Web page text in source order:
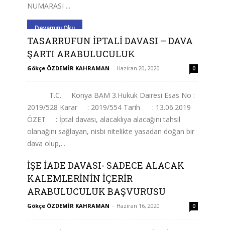
NUMARASI ...
Devamını Oku
TASARRUFUN İPTALİ DAVASI – DAVA
ŞARTI ARABULUCULUK
Gökçe ÖZDEMİR KAHRAMAN - Haziran 20, 2020 0
T.C. Konya BAM 3.Hukuk Dairesi Esas No :
2019/528 Karar : 2019/554 Tarih : 13.06.2019
ÖZET : İptal davası, alacaklıya alacağını tahsil
olanağını sağlayan, nisbi nitelikte yasadan doğan bir
dava olup,...
Devamını Oku
İŞE İADE DAVASI- SADECE ALACAK
KALEMLERİNİN İÇERİR
ARABULUCULUK BAŞVURUSU
Gökçe ÖZDEMİR KAHRAMAN - Haziran 16, 2020 0